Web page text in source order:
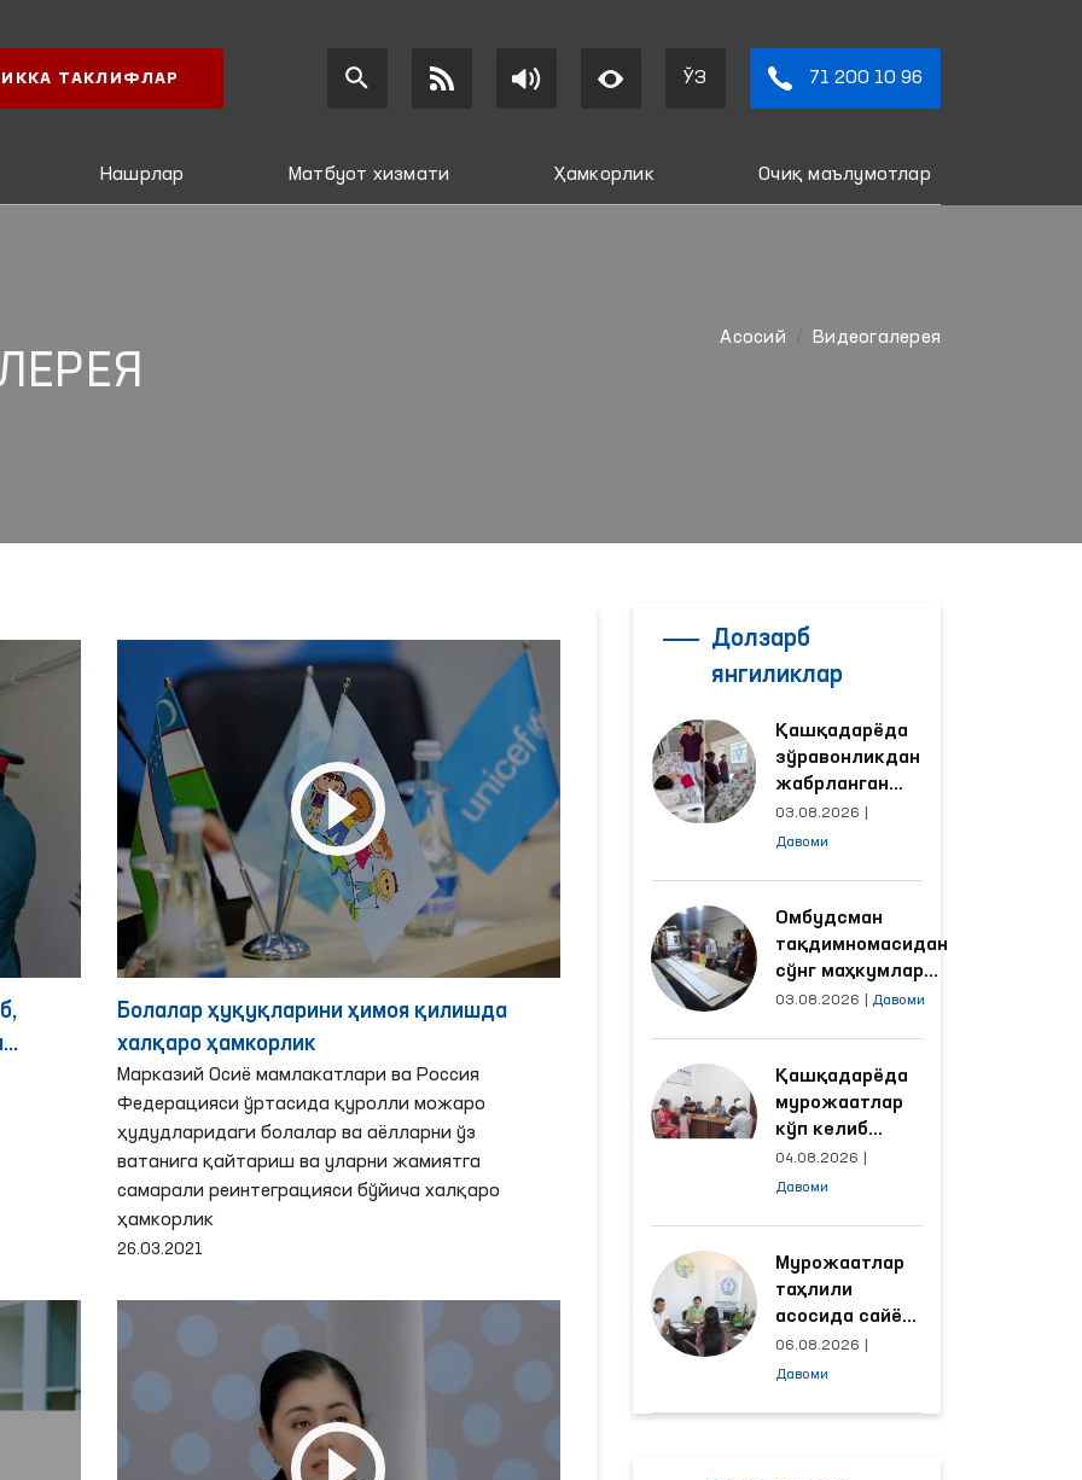
ТАКЛИФЛАР ЎЗ 71 200 10 96
Нашрлар Матбуот хизмати Ҳамкорлик Очиқ маълумотлар
Aсосий Видеогалерея
Болалар ҳуқуқларини ҳимоя қилишда
халқаро ҳамкорлик
Марказий Осиё мамлакатлари ва Россия
Федерацияси ўртасида қуролли можаро
ҳудудларидаги болалар ва аёлларни ўз
ватанига қайтариш ва уларни жамиятга
самарали реинтеграцияси бўйича халқаро
ҳамкорлик
26.03.2021
Долзарб
янгиликлар
Қашқадарёда
зўравонликдан
жабрланган
аёлнинг ҳолати
Омбудсман
03.08.2026
Давоми
Омбудсман
тақдимномасидан
сўнг маҳкумлар
меҳнат қилаётган
яхшиланди
03.08.2026 Давоми
Қашқадарёда
мурожаатлар
кўп келиб
тушаётган
ҳудудлар
ишлаш йўлга
қўйилди
04.08.2026
Давоми
Мурожаатлар
таҳлили
асосида сайёр
қабул
ўтказиладиган
06.08.2026
Давоми